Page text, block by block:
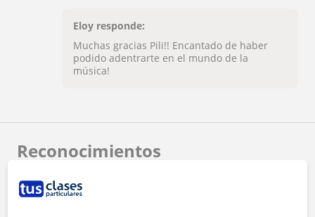
Eloy responde:
Muchas gracias Pili!! Encantado de haber
podido adentrarte en el mundo de la
música!
Reconocimientos